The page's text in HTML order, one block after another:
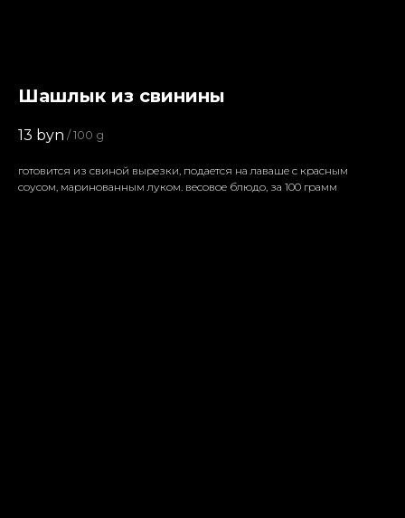
Шашлык из свинины
13 byn / 100 g
готовится из свиной вырезки, подается на лаваше с красным
соусом, маринованным луком. весовое блюдо, за 100 грамм